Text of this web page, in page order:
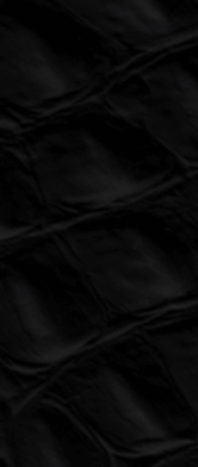
107
40-летия Победы, 37л